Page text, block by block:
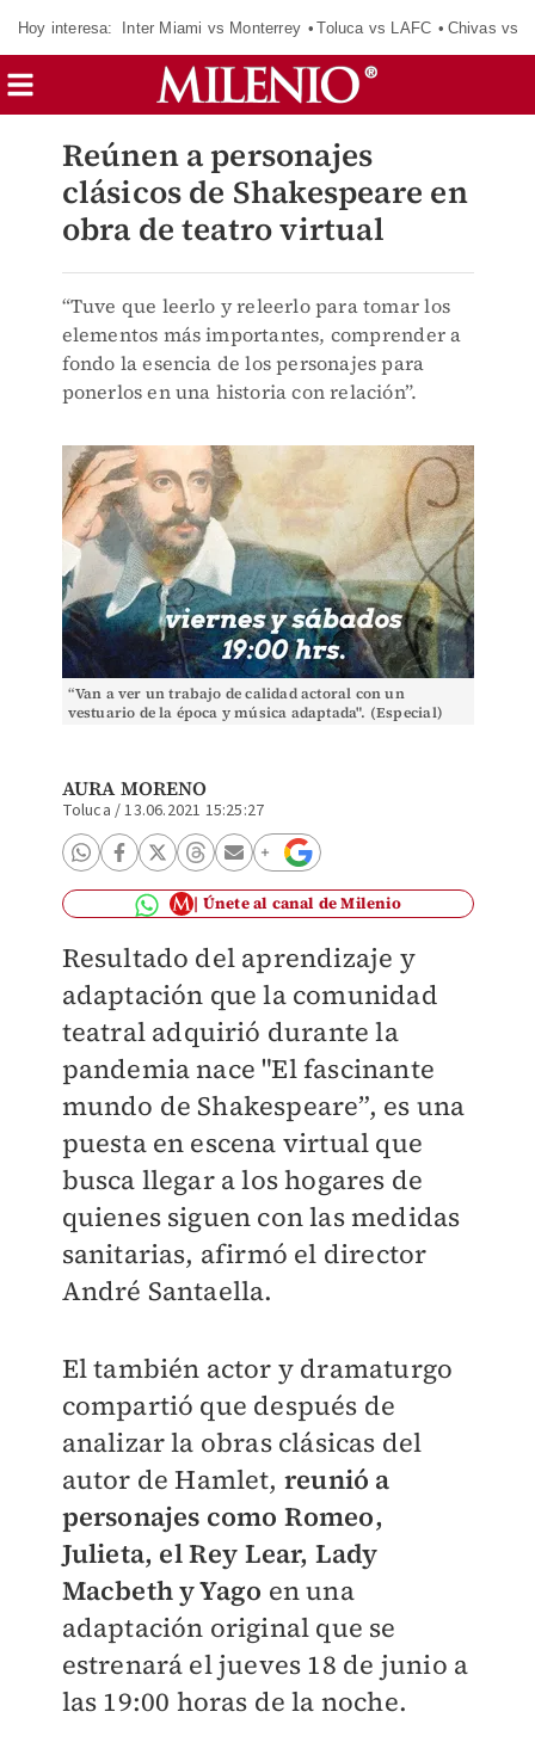
Hoy interesa: Inter Miami vs Monterrey Toluca vs LAFC Chivas vs
Reúnen a personajes
clásicos de Shakespeare en
obra de teatro virtual
“Tuve que leerlo y releerlo para tomar los
elementos más importantes, comprender a
fondo la esencia de los personajes para
ponerlos en una historia con relación”.
“Van a ver un trabajo de calidad actoral con un
vestuario de la época y música adaptada". (Especial)
AURA MORENO
Toluca /13.06.2021 15:25:27
Únete al canal de Milenio
Resultado del aprendizaje y
adaptación que la comunidad
teatral adquirió durante la
pandemia nace "El fascinante
mundo de Shakespeare”, es una
puesta en escena virtual que
busca llegar a los hogares de
quienes siguen con las medidas
sanitarias, afirmó el director
André Santaella.
El también actor y dramaturgo
compartió que después de
analizar la obras clásicas del
autor de Hamlet, reunió a
personajes como Romeo,
Julieta, el Rey Lear, Lady
Macbeth y Yago en una
adaptación original que se
estrenará el jueves 18 de junio a
las 19:00 horas de la noche.